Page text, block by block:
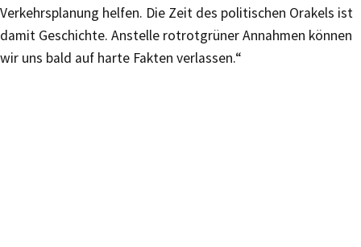
Verkehrsplanung helfen. Die Zeit des politischen Orakels ist
damit Geschichte. Anstelle rotrotgrüner Annahmen können
wir uns bald auf harte Fakten verlassen.“